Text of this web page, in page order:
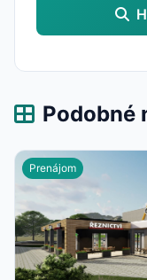
Podobné
Prenájom